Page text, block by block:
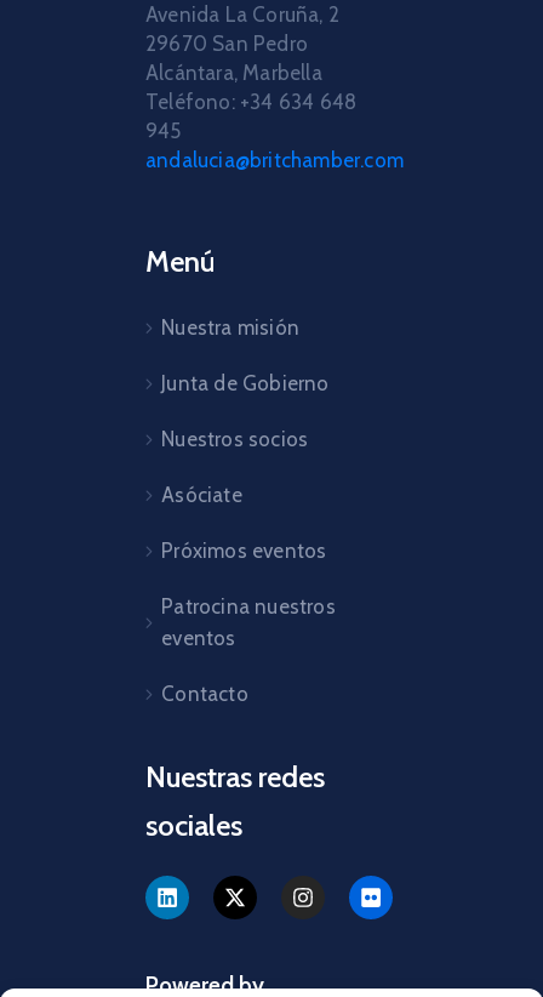
Avenida La Coruña, 2
29670 San Pedro
Alcántara, Marbella
Teléfono: +34 634 648
945
andalucia@britchamber.com
Menú
Nuestra misión
Junta de Gobierno
Nuestros socios
Asóciate
Próximos eventos
Patrocina nuestros
eventos
Contacto
Nuestras redes
sociales
Powered by